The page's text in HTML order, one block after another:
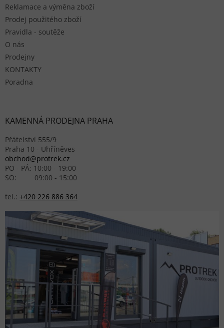
Reklamace a výměna zboží
Prodej použitého zboží
Pravidla - soutěže
O nás
Prodejny
KONTAKTY
Poradna
KAMENNÁ PRODEJNA PRAHA
Přátelství 555/9
Praha 10 - Uhříněves
obchod@protrek.cz
PO - PÁ: 10:00 - 19:00
SO: 09:00 - 15:00
tel.: +420 226 886 364